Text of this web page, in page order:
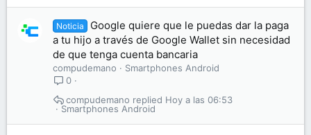
Noticia
Google quiere que le puedas dar la paga
a tu hijo a través de Google Wallet sin necesidad
de que tenga cuenta bancaria
compudemano
Smartphones Android
0
Smartphones Android
Hoy a las 06:53
compudemano